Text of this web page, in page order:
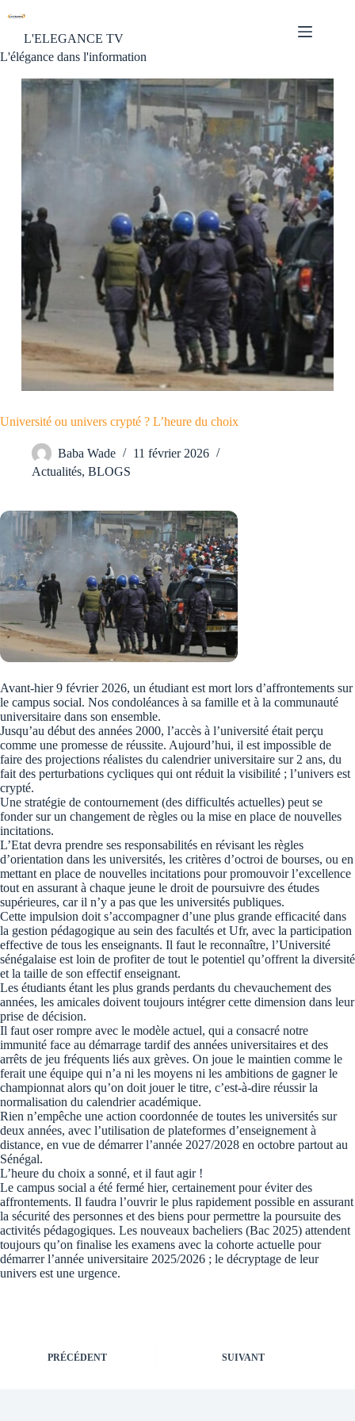
L'ELEGANCE TV
L'élégance dans l'information
Université ou univers crypté ? L’heure du choix
Baba Wade
11 février 2026
Actualités, BLOGS
Avant-hier 9 février 2026, un étudiant est mort lors d’affrontements sur
le campus social. Nos condoléances à sa famille et à la communauté
universitaire dans son ensemble.
Jusqu’au début des années 2000, l’accès à l’université était perçu
comme une promesse de réussite. Aujourd’hui, il est impossible de
faire des projections réalistes du calendrier universitaire sur 2 ans, du
fait des perturbations cycliques qui ont réduit la visibilité ; l’univers est
crypté.
Une stratégie de contournement (des difficultés actuelles) peut se
fonder sur un changement de règles ou la mise en place de nouvelles
incitations.
L’Etat devra prendre ses responsabilités en révisant les règles
d’orientation dans les universités, les critères d’octroi de bourses, ou en
mettant en place de nouvelles incitations pour promouvoir l’excellence
tout en assurant à chaque jeune le droit de poursuivre des études
supérieures, car il n’y a pas que les universités publiques.
Cette impulsion doit s’accompagner d’une plus grande efficacité dans
la gestion pédagogique au sein des facultés et Ufr, avec la participation
effective de tous les enseignants. Il faut le reconnaître, l’Université
sénégalaise est loin de profiter de tout le potentiel qu’offrent la diversité
et la taille de son effectif enseignant.
Les étudiants étant les plus grands perdants du chevauchement des
années, les amicales doivent toujours intégrer cette dimension dans leur
prise de décision.
Il faut oser rompre avec le modèle actuel, qui a consacré notre
immunité face au démarrage tardif des années universitaires et des
arrêts de jeu fréquents liés aux grèves. On joue le maintien comme le
ferait une équipe qui n’a ni les moyens ni les ambitions de gagner le
championnat alors qu’on doit jouer le titre, c’est-à-dire réussir la
normalisation du calendrier académique.
Rien n’empêche une action coordonnée de toutes les universités sur
deux années, avec l’utilisation de plateformes d’enseignement à
distance, en vue de démarrer l’année 2027/2028 en octobre partout au
Sénégal.
L’heure du choix a sonné, et il faut agir !
Le campus social a été fermé hier, certainement pour éviter des
affrontements. Il faudra l’ouvrir le plus rapidement possible en assurant
la sécurité des personnes et des biens pour permettre la poursuite des
activités pédagogiques. Les nouveaux bacheliers (Bac 2025) attendent
toujours qu’on finalise les examens avec la cohorte actuelle pour
démarrer l’année universitaire 2025/2026 ; le décryptage de leur
univers est une urgence.
PRÉCÉDENT SUIVANT